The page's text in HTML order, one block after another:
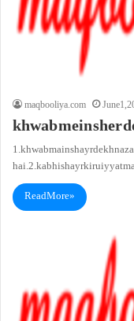
maqbooliya.com
June 1,
khwab mein sher
1. khwab main shayr dekhna
hai.2. kabhi shayr ki ruiyyat
Read More »